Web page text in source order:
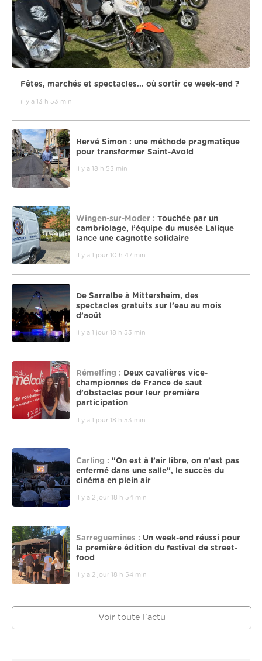
Fêtes, marchés et spectacles... où sortir ce week-end ?
il y a 13 h 53 min
Hervé Simon : une méthode pragmatique
pour transformer Saint-Avold
il y a 18 h 53 min
Wingen-sur-Moder : Touchée par un
cambriolage, l’équipe du musée Lalique
lance une cagnotte solidaire
il y a 1 jour 10 h 47 min
De Sarralbe à Mittersheim, des
spectacles gratuits sur l’eau au mois
d’août
il y a 1 jour 18 h 53 min
Rémelfing : Deux cavalières vice-
championnes de France de saut
d’obstacles pour leur première
participation
il y a 1 jour 18 h 53 min
Carling : "On est à l’air libre, on n’est pas
enfermé dans une salle", le succès du
cinéma en plein air
il y a 2 jour 18 h 54 min
Sarreguemines : Un week-end réussi pour
la première édition du festival de street-
food
il y a 2 jour 18 h 54 min
Voir toute l'actu